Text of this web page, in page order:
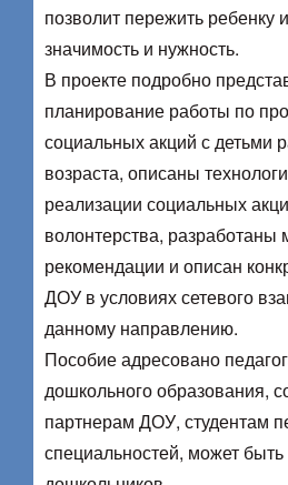
позволит пережить ребенку
значимость и нужность.
В проекте подробно
планирование работы по
социальных акций с детьми
возраста, описаны
реализации социальных
волонтерства, разработаны
рекомендации и описан
ДОУ в условиях сетевого
данному направлению.
Пособие адресовано
дошкольного образования,
партнерам ДОУ, студентам
специальностей, может